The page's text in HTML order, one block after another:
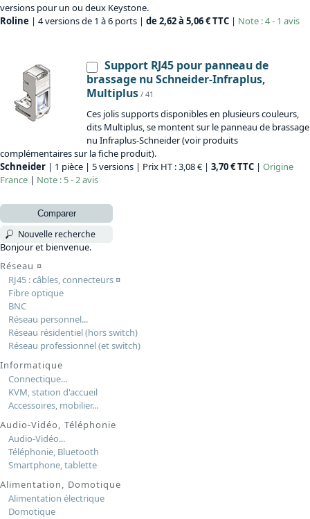
versions pour un ou deux Keystone.
Roline | 4 versions de 1 à 6 ports | de 2,62 à 5,06 € TTC | Note : 4 - 1 avis
Support RJ45 pour panneau de
brassage nu Schneider-Infraplus,
Multiplus / 41
Ces jolis supports disponibles en plusieurs couleurs,
dits Multiplus, se montent sur le panneau de brassage
nu Infraplus-Schneider (voir produits
complémentaires sur la fiche produit).
Schneider | 1 pièce | 5 versions | Prix HT : 3,08 € | 3,70 € TTC | Origine
France | Note : 5 - 2 avis
Comparer
Nouvelle recherche
Bonjour et bienvenue.
Réseau ¤
RJ45 : câbles, connecteurs¤
Fibre optique
BNC
Réseau personnel...
Réseau résidentiel (hors switch)
Réseau professionnel (et switch)
Informatique
Connectique...
KVM, station d'accueil
Accessoires, mobilier...
Audio-Vidéo, Téléphonie
Audio-Vidéo...
Téléphonie, Bluetooth
Smartphone, tablette
Alimentation, Domotique
Alimentation électrique
Domotique